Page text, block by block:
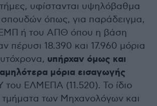
υφίστανται υψηλόβαθμα
όπως, για παράδειγμα,
ή του ΑΠΘ όπου η βάση
πέρυσι 18.390 και 17.960 μόρια
υπήρχαν όμως και
μόρια εισαγωγής
ΕΛΜΕΠΑ (11.520). Το ίδιο
τμήματα των Μηχανολόγων και